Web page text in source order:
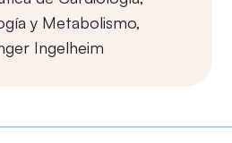
y Metabolismo,
Ingelheim